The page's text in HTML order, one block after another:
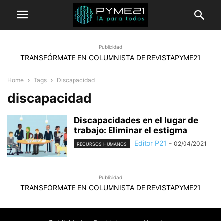
Publicidad
TRANSFÓRMATE EN COLUMNISTA DE REVISTAPYME21
Home Tags Discapacidad
discapacidad
Discapacidades en el lugar de
trabajo: Eliminar el estigma
RECURSOS HUMANOS Editor P21 - 02/04/2021
Publicidad
TRANSFÓRMATE EN COLUMNISTA DE REVISTAPYME21